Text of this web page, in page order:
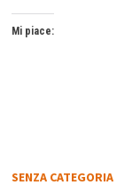
Mi piace:
SENZA CATEGORIA